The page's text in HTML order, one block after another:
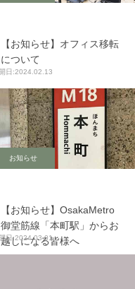
【お知らせ】オフィス移転
について
2024.02.13
お知らせ
【お知らせ】OsakaMetro
御堂筋線「本町駅」からお
越しになる皆様へ
2024.03.01